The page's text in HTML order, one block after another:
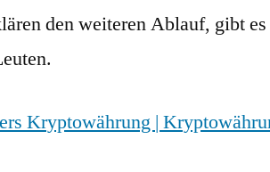
den weiteren Ablauf, gibt
Kryptowährung |